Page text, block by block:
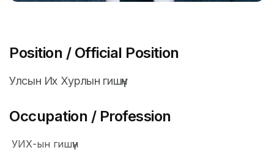
Position / Official Position
Улсын Их Хурлын гишүүн
Occupation / Profession
УИХ-ын гишүүн